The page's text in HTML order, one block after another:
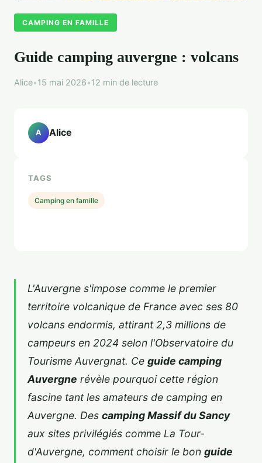
CAMPING EN FAMILLE
Guide camping auvergne : volcans
Alice•15 mai 2026•12 min de lecture
L'Auvergne s'impose comme le premier
territoire volcanique de France avec ses 80
volcans endormis, attirant 2,3 millions de
campeurs en 2024 selon l'Observatoire du
Tourisme Auvergnat. Ce guide camping
Auvergne révèle pourquoi cette région
fascine tant les amateurs de camping en
Auvergne. Des camping Massif du Sancy
aux sites privilégiés comme La Tour-
d'Auvergne, comment choisir le bon guide
A Alice
TAGS
Camping en famille